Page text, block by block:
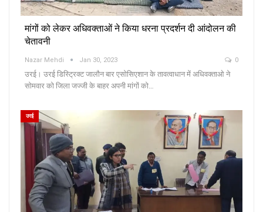
मांगों को लेकर अधिवक्ताओं ने किया धरना प्रदर्शन दी आंदोलन की
चेतावनी
Nazar Mehdi Jan 30, 2023 0
उरई। उरई डिस्ट्रिक्ट जालौन बार एसोसिएशान के तावत्वाधान में अधिवक्ताओ ने
सोमवार को जिला जज्जी के बाहर अपनी मांगों को…
उरई